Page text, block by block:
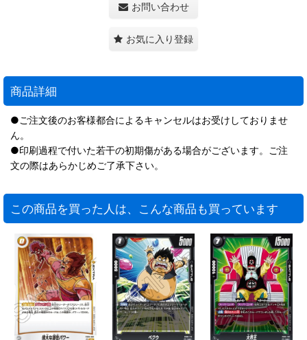
お問い合わせ
お気に入り登録
商品詳細
●ご注文後のお客様都合によるキャンセルはお受けしておりませ
ん。
●印刷過程で付いた若干の初期傷がある場合がございます。ご注
文の際はあらかじめご了承下さい。
この商品を買った人は、こんな商品も買っています